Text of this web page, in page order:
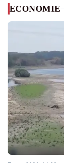
ECONOMIE